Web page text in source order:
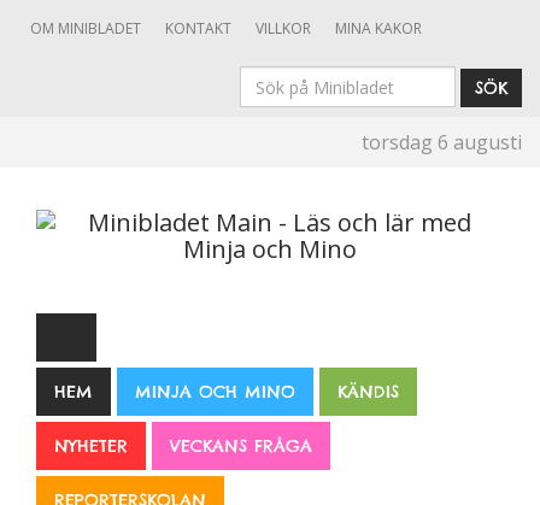
OM MINIBLADET KONTAKT VILLKOR MINA KAKOR
Sök
SÖK
torsdag 6 augusti
HEM MINJA OCH MINO KÄNDIS
NYHETER VECKANS FRÅGA
REPORTERSKOLAN